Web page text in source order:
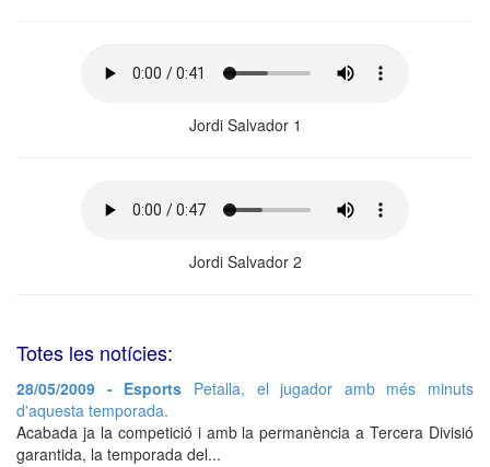
Jordi Salvador 1
Jordi Salvador 2
Totes les notícies:
28/05/2009 - Esports Petalla, el jugador amb més minuts
d'aquesta temporada.
Acabada ja la competició i amb la permanència a Tercera Divisió
garantida, la temporada del...